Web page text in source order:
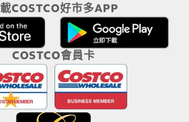
COSTCO好市多APP
COSTCO會員卡